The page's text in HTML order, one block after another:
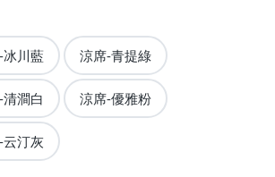
冰川藍 涼席-青提綠
澗白 涼席-優雅粉
云汀灰